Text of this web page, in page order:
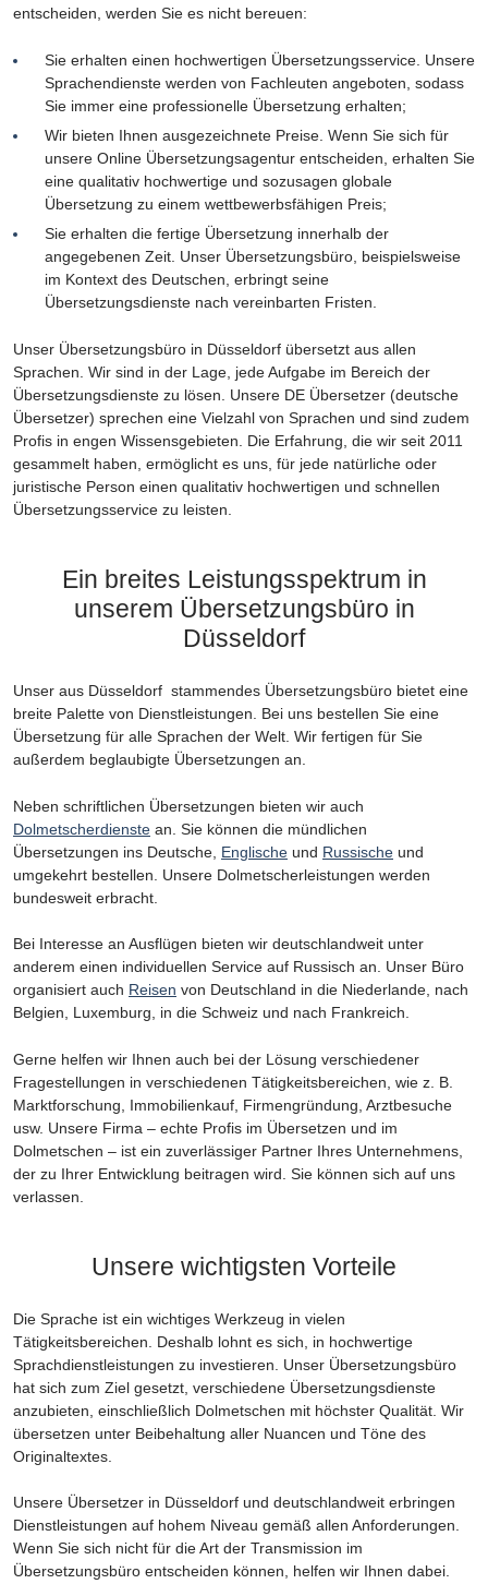
entscheiden, werden Sie es nicht bereuen:
Sie erhalten einen hochwertigen Übersetzungsservice. Unsere
Sprachendienste werden von Fachleuten angeboten, sodass
Sie immer eine professionelle Übersetzung erhalten;
Wir bieten Ihnen ausgezeichnete Preise. Wenn Sie sich für
unsere Online Übersetzungsagentur entscheiden, erhalten Sie
eine qualitativ hochwertige und sozusagen globale
Übersetzung zu einem wettbewerbsfähigen Preis;
Sie erhalten die fertige Übersetzung innerhalb der
angegebenen Zeit. Unser Übersetzungsbüro, beispielsweise
im Kontext des Deutschen, erbringt seine
Übersetzungsdienste nach vereinbarten Fristen.
Unser Übersetzungsbüro in Düsseldorf übersetzt aus allen
Sprachen. Wir sind in der Lage, jede Aufgabe im Bereich der
Übersetzungsdienste zu lösen. Unsere DE Übersetzer (deutsche
Übersetzer) sprechen eine Vielzahl von Sprachen und sind zudem
Profis in engen Wissensgebieten. Die Erfahrung, die wir seit 2011
gesammelt haben, ermöglicht es uns, für jede natürliche oder
juristische Person einen qualitativ hochwertigen und schnellen
Übersetzungsservice zu leisten.
Ein breites Leistungsspektrum in
unserem Übersetzungsbüro in
Düsseldorf
Unser aus Düsseldorf stammendes Übersetzungsbüro bietet eine
breite Palette von Dienstleistungen. Bei uns bestellen Sie eine
Übersetzung für alle Sprachen der Welt. Wir fertigen für Sie
außerdem beglaubigte Übersetzungen an.
Neben schriftlichen Übersetzungen bieten wir auch
Dolmetscherdienste an. Sie können die mündlichen
Übersetzungen ins Deutsche, Englische und Russische und
umgekehrt bestellen. Unsere Dolmetscherleistungen werden
bundesweit erbracht.
Bei Interesse an Ausflügen bieten wir deutschlandweit unter
anderem einen individuellen Service auf Russisch an. Unser Büro
organisiert auch Reisen von Deutschland in die Niederlande, nach
Belgien, Luxemburg, in die Schweiz und nach Frankreich.
Gerne helfen wir Ihnen auch bei der Lösung verschiedener
Fragestellungen in verschiedenen Tätigkeitsbereichen, wie z. B.
Marktforschung, Immobilienkauf, Firmengründung, Arztbesuche
usw. Unsere Firma – echte Profis im Übersetzen und im
Dolmetschen – ist ein zuverlässiger Partner Ihres Unternehmens,
der zu Ihrer Entwicklung beitragen wird. Sie können sich auf uns
verlassen.
Unsere wichtigsten Vorteile
Die Sprache ist ein wichtiges Werkzeug in vielen
Tätigkeitsbereichen. Deshalb lohnt es sich, in hochwertige
Sprachdienstleistungen zu investieren. Unser Übersetzungsbüro
hat sich zum Ziel gesetzt, verschiedene Übersetzungsdienste
anzubieten, einschließlich Dolmetschen mit höchster Qualität. Wir
übersetzen unter Beibehaltung aller Nuancen und Töne des
Originaltextes.
Unsere Übersetzer in Düsseldorf und deutschlandweit erbringen
Dienstleistungen auf hohem Niveau gemäß allen Anforderungen.
Wenn Sie sich nicht für die Art der Transmission im
Übersetzungsbüro entscheiden können, helfen wir Ihnen dabei.